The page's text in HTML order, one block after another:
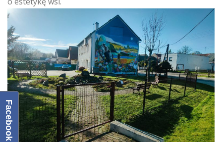
Facebook